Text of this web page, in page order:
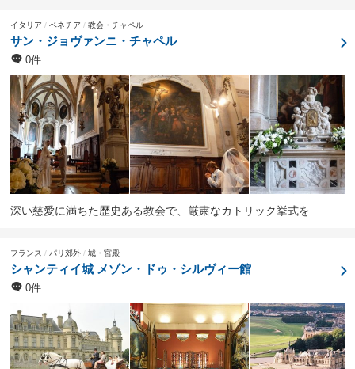
イタリア ベネチア 教会・チャペル
サン・ジョヴァンニ・チャペル
0件
深い慈愛に満ちた歴史ある教会で、厳粛なカトリック挙式を
フランス パリ郊外 城・宮殿
シャンティイ城 メゾン・ドゥ・シルヴィー館
0件